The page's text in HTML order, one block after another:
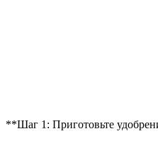
**Шаг 1: Приготовьте